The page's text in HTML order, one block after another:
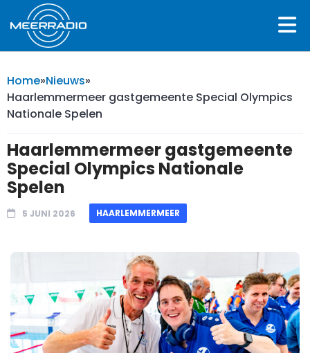
Home»Nieuws»
Haarlemmermeer gastgemeente Special Olympics
Nationale Spelen
Haarlemmermeer gastgemeente
Special Olympics Nationale
Spelen
5 JUNI 2026 HAARLEMMERMEER